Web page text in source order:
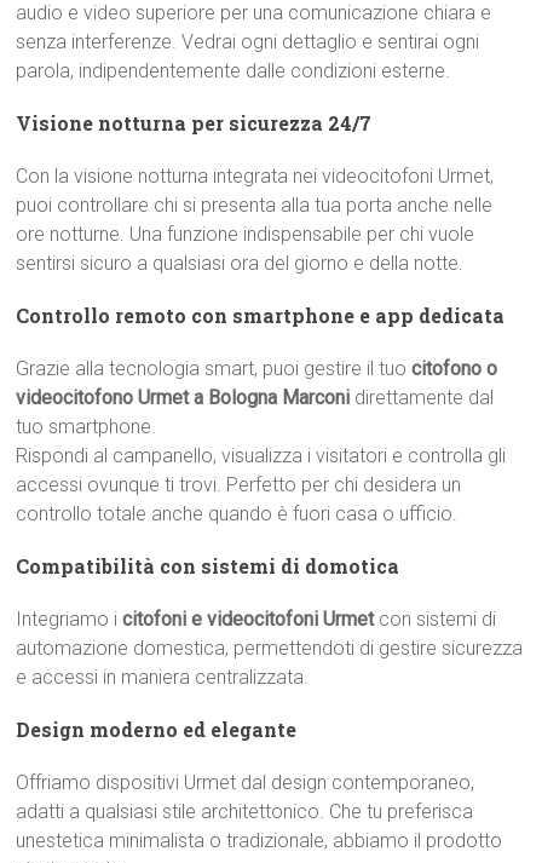
audio e video superiore per una comunicazione chiara e
senza interferenze. Vedrai ogni dettaglio e sentirai ogni
parola, indipendentemente dalle condizioni esterne.
Visione notturna per sicurezza 24/7
Con la visione notturna integrata nei videocitofoni Urmet,
puoi controllare chi si presenta alla tua porta anche nelle
ore notturne. Una funzione indispensabile per chi vuole
sentirsi sicuro a qualsiasi ora del giorno e della notte.
Controllo remoto con smartphone e app dedicata
Grazie alla tecnologia smart, puoi gestire il tuocitofono o
videocitofono Urmet a Bologna Marconi direttamente dal
tuo smartphone.
Rispondi al campanello, visualizza i visitatori e controlla gli
accessi ovunque ti trovi. Perfetto per chi desidera un
controllo totale anche quando è fuori casa o ufficio.
Compatibilità con sistemi di domotica
Integriamo icitofoni e videocitofoni Urmetcon sistemi di
automazione domestica, permettendoti di gestire sicurezza
e accessi in maniera centralizzata.
Design moderno ed elegante
Offriamo dispositivi Urmet dal design contemporaneo,
adatti a qualsiasi stile architettonico. Che tu preferisca
unestetica minimalista o tradizionale, abbiamo il prodotto